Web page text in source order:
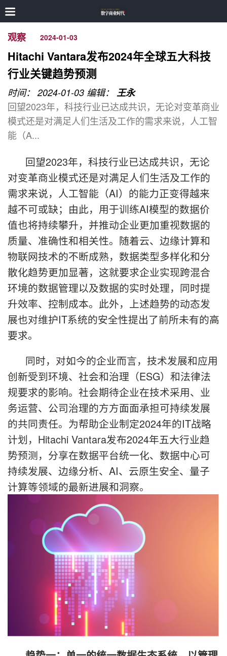
观察 2024-01-03
Hitachi Vantara发布2024年全球五大科技
行业关键趋势预测
时间： 2024-01-03 编辑： 王永
回望2023年，科技行业已达成共识，无论对变革商业
模式还是对满足人们生活及工作的需求来说，人工智
能（A...
回望2023年，科技行业已达成共识，无论
对变革商业模式还是对满足人们生活及工作的
需求来说，人工智能（AI）的能力正变得越来
越不可或缺；由此，用于训练AI模型的数据价
值也将持续攀升，并推动企业更加重视数据的
质量、准确性和相关性。随着云、边缘计算和
物联网技术的不断成熟，数据类型多样化和分
散化趋势更加显著，这就要求企业实现跨混合
环境的数据管理以及数据的实时处理，同时提
升效率、控制成本。此外，上述趋势的动态发
展也对维护IT系统的安全性提出了前所未有的高
要求。
同时，对如今的企业而言，技术发展和应用
创新受到环境、社会和治理（ESG）和法律法
规要求的影响。社会期待企业在技术采用、业
务运营、公司治理的方方面面承担可持续发展
的共同责任。为帮助企业制定2024年的IT战略
计划，Hitachi Vantara发布2024年五大行业趋
势预测，分享在数据平台统一化、数据中心可
持续发展、边缘分析、AI、云原生安全、量子
计算等领域的最新进展和洞察。